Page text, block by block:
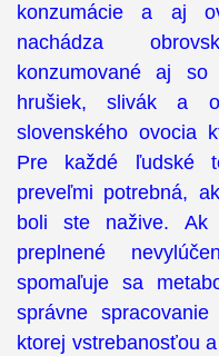
konzumácie a aj
nachádza
konzumované aj
hrušiek, slivák a
slovenského ovocia
Pre každé ľudské
preveľmi potrebná,
boli ste nažive.
preplnené
spomaľuje sa
správne
ktorej vstrebanosťou